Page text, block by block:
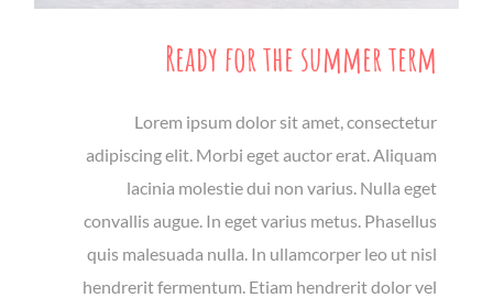
Ready for the summer term
Lorem ipsum dolor sit amet, consectetur
adipiscing elit. Morbi eget auctor erat. Aliquam
lacinia molestie dui non varius. Nulla eget
convallis augue. In eget varius metus. Phasellus
quis malesuada nulla. In ullamcorper leo ut nisl
hendrerit fermentum. Etiam hendrerit dolor vel